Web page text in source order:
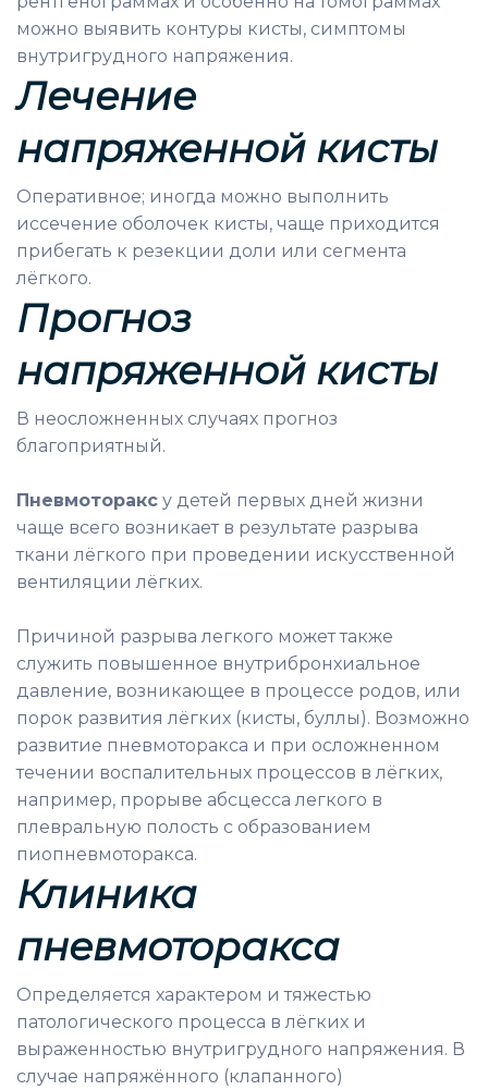
можно выявить контуры кисты, симптомы
внутригрудного напряжения.
Лечение
напряженной кисты
Оперативное; иногда можно выполнить
иссечение оболочек кисты, чаще приходится
прибегать к резекции доли или сегмента
лёгкого.
Прогноз
напряженной кисты
В неосложненных случаях прогноз
благоприятный.
Пневмоторакс у детей первых дней жизни
чаще всего возникает в результате разрыва
ткани лёгкого при проведении искусственной
вентиляции лёгких.
Причиной разрыва легкого может также
служить повышенное внутрибронхиальное
давление, возникающее в процессе родов, или
порок развития лёгких (кисты, буллы). Возможно
развитие пневмоторакса и при осложненном
течении воспалительных процессов в лёгких,
например, прорыве абсцесса легкого в
плевральную полость с образованием
пиопневмоторакса.
Клиника
пневмоторакса
Определяется характером и тяжестью
патологического процесса в лёгких и
выраженностью внутригрудного напряжения. В
случае напряжённого (клапанного)